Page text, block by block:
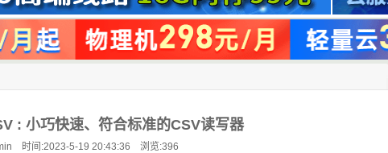
: 小巧快速、符合标准的CSV读写器
时间:2023-5-19 20:43:36 浏览:396